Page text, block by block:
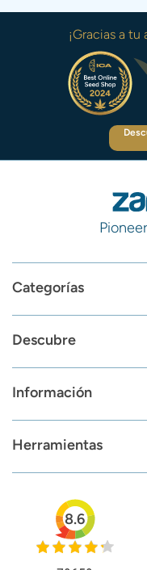
¡Gracias a tu
Categorías
Descubre
Información
Herramientas
8.6